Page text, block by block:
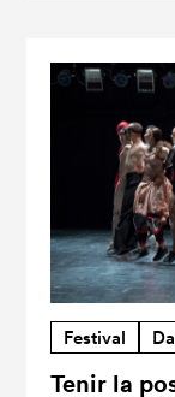
Festival
Tenir la